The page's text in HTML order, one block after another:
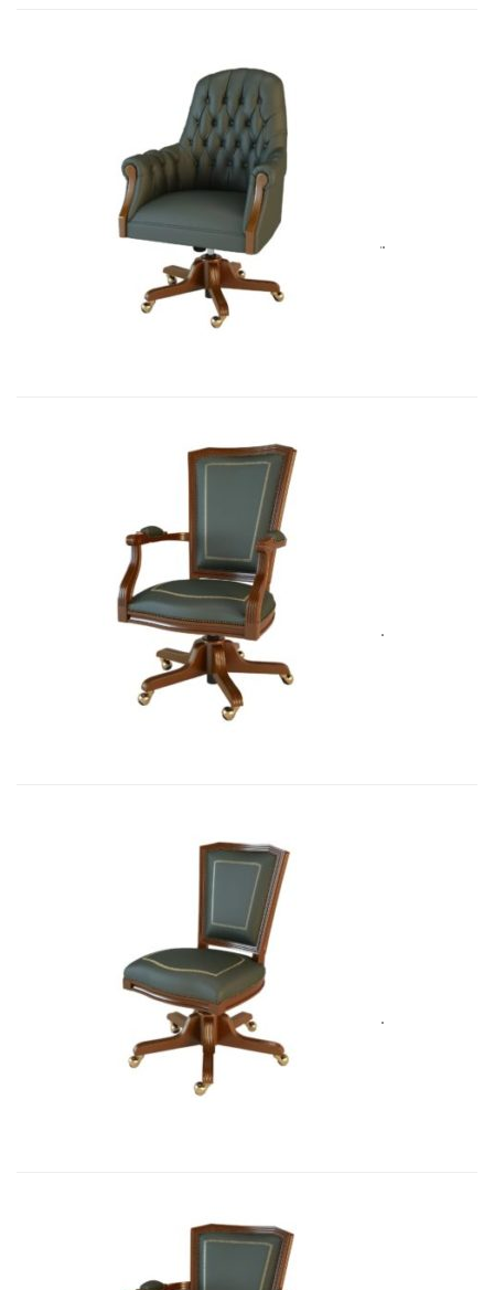
Art&Moble 01013GB Кресло конфиде...
7 692,51€
Art&Moble 01002 Кресло вращающе...
5 575,71 €
Art&Moble 01005 Кресло вращающе...
3 562,00